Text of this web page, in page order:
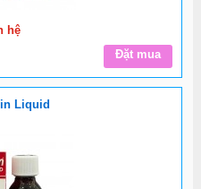
hệ
Đặt mua
Liquid